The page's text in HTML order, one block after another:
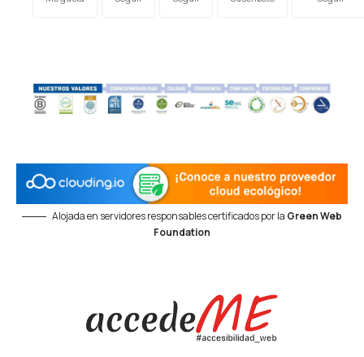
Alojada en servidores responsables certificados por la Green Web
Foundation